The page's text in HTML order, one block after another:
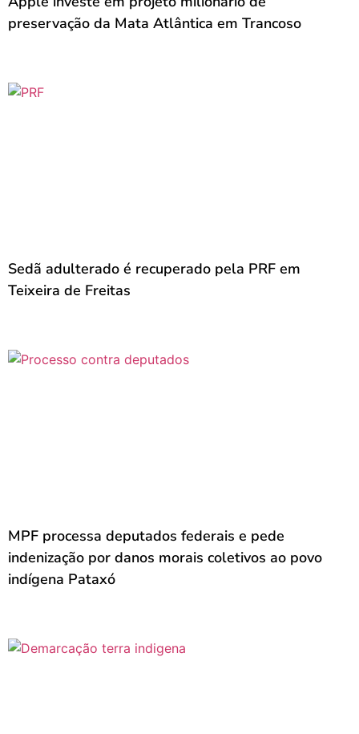
preservação da Mata Atlântica em Trancoso
Sedã adulterado é recuperado pela PRF em
Teixeira de Freitas
MPF processa deputados federais e pede
indenização por danos morais coletivos ao povo
indígena Pataxó